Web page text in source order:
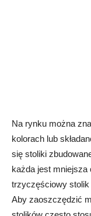
Na rynku można
kolorach lub
się stoliki
każda jest mniejsza
trzyczęściowy
Aby zaoszczędzić